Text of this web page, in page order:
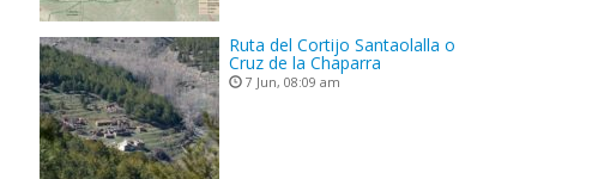
Ruta del Cortijo Santaolalla o
Cruz de la Chaparra
7 Jun, 08:09 am